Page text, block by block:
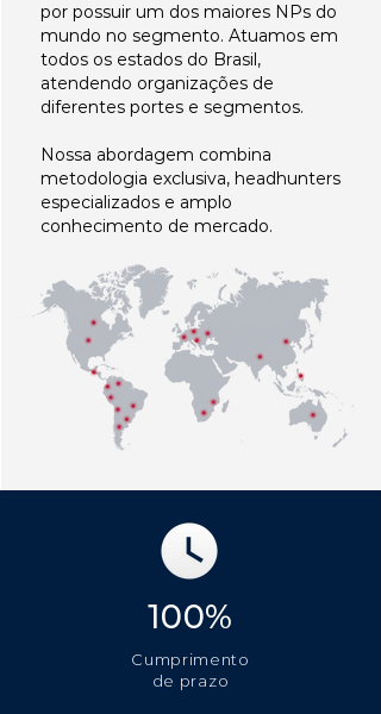
por possuir um dos maiores NPs do
mundo no segmento. Atuamos em
todos os estados do Brasil,
atendendo organizações de
diferentes portes e segmentos.
Nossa abordagem combina
metodologia exclusiva, headhunters
especializados e amplo
conhecimento de mercado.
100%
Cumprimento
de prazo